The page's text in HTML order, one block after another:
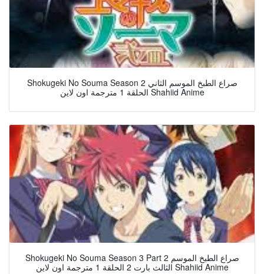
Shokugeki No Souma Season 2 صراع الطبخ الموسم الثاني
الحلقة 1 مترجمة اون لاين Shahiid Anime
Shokugeki No Souma Season 3 Part 2 صراع الطبخ الموسم
الثالث بارت 2 الحلقة 1 مترجمة اون لاين Shahiid Anime